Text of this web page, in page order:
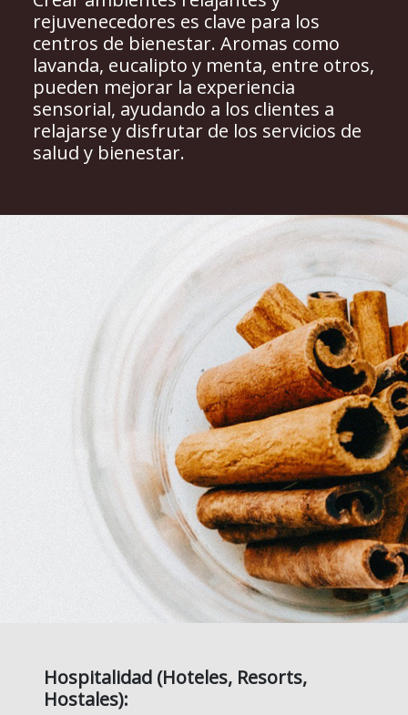
rejuvenecedores es clave para los
centros de bienestar. Aromas como
lavanda, eucalipto y menta, entre otros,
pueden mejorar la experiencia
sensorial, ayudando a los clientes a
relajarse y disfrutar de los servicios de
salud y bienestar.
Hospitalidad (Hoteles, Resorts,
Hostales):